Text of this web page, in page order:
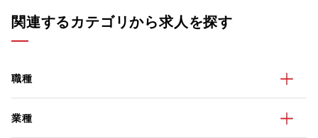
関連するカテゴリから求人を探す
職種
業種